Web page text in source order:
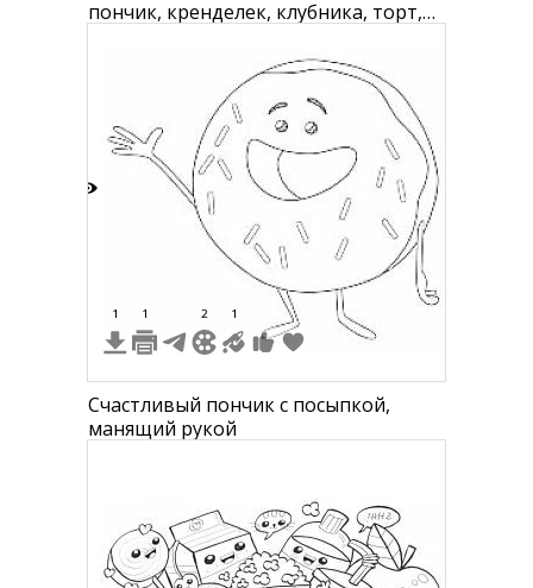
пончик, кренделек, клубника, торт,
эклер, пирог, зефирка в стиле "Twist",
конфета, карамельная трость,
сердце, мороженое на палочке, желе,
плитка шоколада, пряничный
человечек, ролл, макар
1 1 2 1
Счастливый пончик с посыпкой,
манящий рукой